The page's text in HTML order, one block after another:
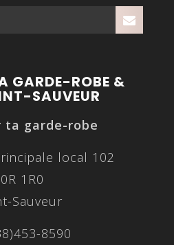
GARDE-ROBE &
SAUVEUR
ta garde-robe
local 102
1R0
Sauveur
8590